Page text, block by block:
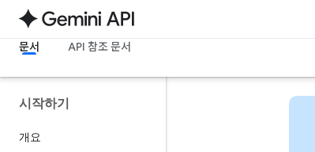
문서
API 참조 문서
시작하기
개요